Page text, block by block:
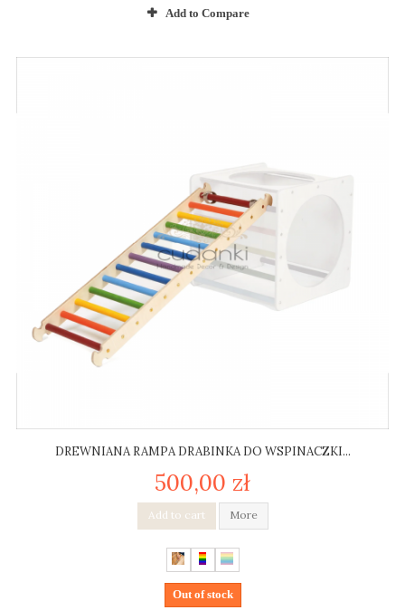
Add to Compare
DREWNIANA RAMPA DRABINKA DO WSPINACZKI...
500,00 zł
Add to cart More
Out of stock